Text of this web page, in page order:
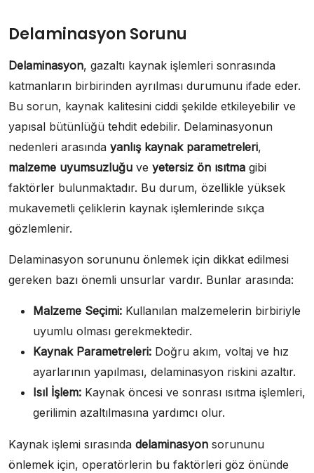
Delaminasyon Sorunu
Delaminasyon, gazaltı kaynak işlemleri sonrasında
katmanların birbirinden ayrılması durumunu ifade eder.
Bu sorun, kaynak kalitesini ciddi şekilde etkileyebilir ve
yapısal bütünlüğü tehdit edebilir. Delaminasyonun
nedenleri arasında yanlış kaynak parametreleri,
malzeme uyumsuzluğu ve yetersiz ön ısıtma gibi
faktörler bulunmaktadır. Bu durum, özellikle yüksek
mukavemetli çeliklerin kaynak işlemlerinde sıkça
gözlemlenir.
Delaminasyon sorununu önlemek için dikkat edilmesi
gereken bazı önemli unsurlar vardır. Bunlar arasında:
Malzeme Seçimi: Kullanılan malzemelerin birbiriyle
uyumlu olması gerekmektedir.
Kaynak Parametreleri: Doğru akım, voltaj ve hız
ayarlarının yapılması, delaminasyon riskini azaltır.
Isıl İşlem: Kaynak öncesi ve sonrası ısıtma işlemleri,
gerilimin azaltılmasına yardımcı olur.
Kaynak işlemi sırasında delaminasyon sorununu
önlemek için, operatörlerin bu faktörleri göz önünde